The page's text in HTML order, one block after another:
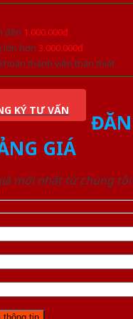
đến 1.000.000đ
lớn hơn 3.000.000đ
thành viên thân thiết
KÝ TƯ VẤN
GIÁ
mới nhất từ chúng tôi